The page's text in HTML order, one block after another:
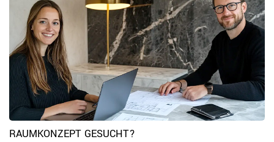
RAUMKONZEPT GESUCHT?